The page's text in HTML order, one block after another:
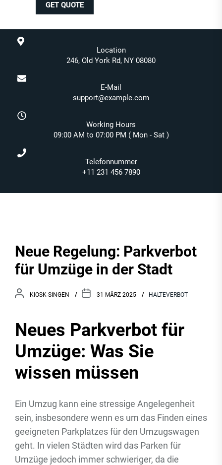
GET QUOTE
Location
246, Old York Rd, NY 08080
E-Mail
support@example.com
Working Hours
09:00 AM to 07:00 PM ( Mon - Sat )
Telefonnummer
+11 231 456 7890
Neue Regelung: Parkverbot
für Umzüge in der Stadt
KIOSK-SINGEN 31 MÄRZ 2025 HALTEVERBOT
Neues Parkverbot für
Umzüge: Was Sie
wissen müssen
Ein Umzug kann eine stressige Angelegenheit
sein, insbesondere wenn es um das Finden eines
geeigneten Parkplatzes für den Umzugswagen
geht. In vielen Städten wird das Parken für
Umzüge jedoch immer schwieriger, da die